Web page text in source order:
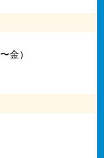
金）